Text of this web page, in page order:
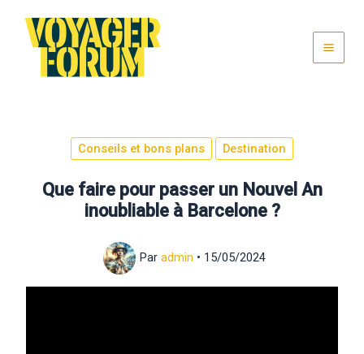
contenu
Conseils et bons plans Destination
Que faire pour passer un Nouvel An
inoubliable à Barcelone ?
Par admin • 15/05/2024